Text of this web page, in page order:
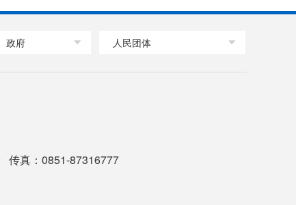
政府 人民团体
传真：0851-87316777